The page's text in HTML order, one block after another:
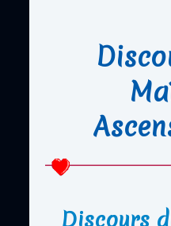
Discours